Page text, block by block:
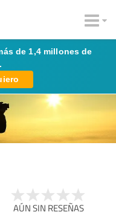
de 1,4 millones de
AÚN SIN RESEÑAS